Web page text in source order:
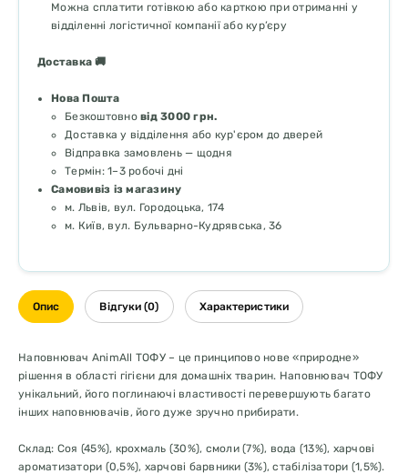
Можна сплатити готівкою або карткою при отриманні у
відділенні логістичної компанії або кур’єру
Доставка 🚚
Нова Пошта
Безкоштовно від 3000 грн.
Доставка у відділення або кур'єром до дверей
Відправка замовлень — щодня
Термін: 1–3 робочі дні
Самовивіз із магазину
м. Львів, вул. Городоцька, 174
м. Київ, вул. Бульварно-Кудрявська, 36
Опис Відгуки (0) Характеристики
Наповнювач AnimAll ТОФУ – це принципово нове «природне»
рішення в області гігієни для домашніх тварин. Наповнювач ТОФУ
унікальний, його поглинаючі властивості перевершують багато
інших наповнювачів, його дуже зручно прибирати.
Склад: Соя (45%), крохмаль (30%), смоли (7%), вода (13%), харчові
ароматизатори (0,5%), харчові барвники (3%), стабілізатори (1,5%).